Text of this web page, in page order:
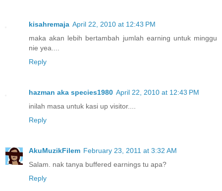
kisahremaja April 22, 2010 at 12:43 PM
maka akan lebih bertambah jumlah earning untuk minggu
nie yea....
Reply
hazman aka species1980 April 22, 2010 at 12:43 PM
inilah masa untuk kasi up visitor....
Reply
AkuMuzikFilem February 23, 2011 at 3:32 AM
Salam. nak tanya buffered earnings tu apa?
Reply